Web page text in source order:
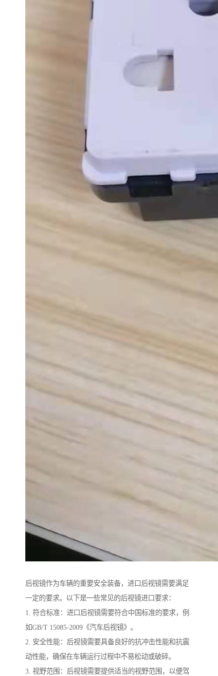
后视镜作为车辆的重要安全装备，进口后视镜需要满足
一定的要求。以下是一些常见的后视镜进口要求：
1. 符合标准：进口后视镜需要符合中国标准的要求，例
如GB/T 15085-2009《汽车后视镜》。
2. 安全性能：后视镜需要具备良好的抗冲击性能和抗震
动性能，确保在车辆运行过程中不易松动或破碎。
3. 视野范围：后视镜需要提供适当的视野范围，以便驾